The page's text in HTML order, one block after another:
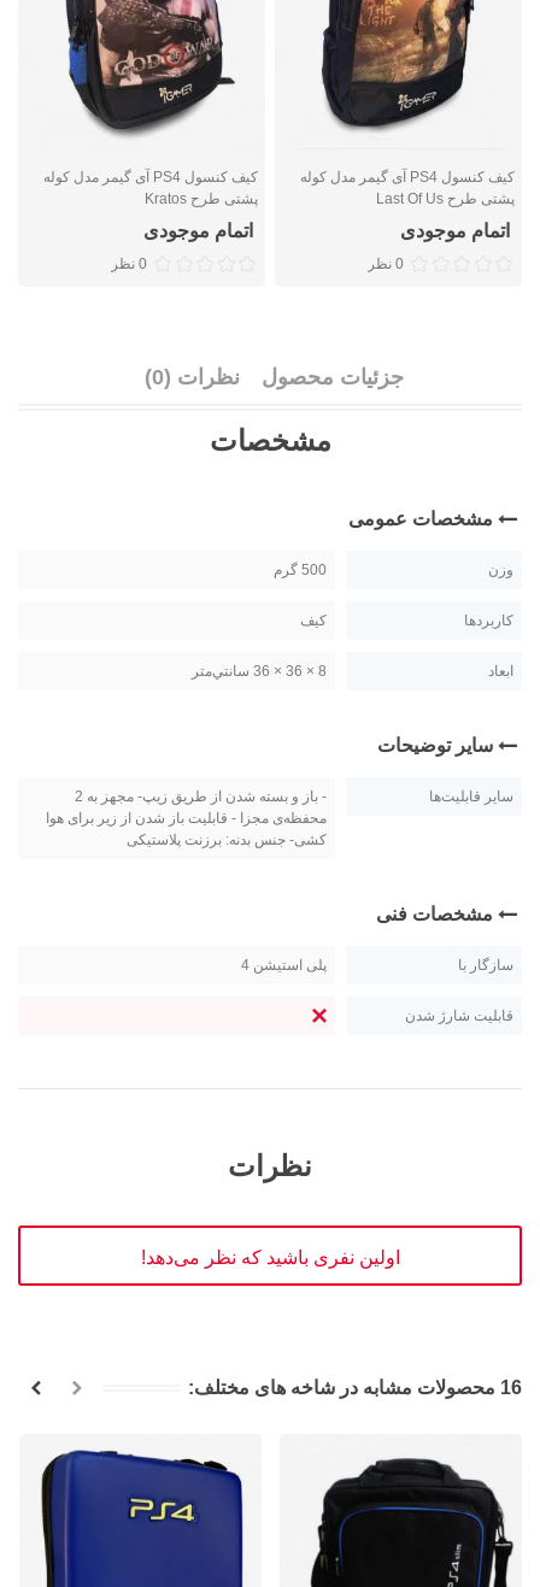
کیف کنسول PS4 آی گیمر مدل کوله
پشتی طرح Last Of Us
اتمام موجودی
0 نظر
کیف کنسول PS4 آی گیمر مدل کوله
پشتی طرح Kratos
اتمام موجودی
0 نظر
جزئیات محصول نظرات (0)
مشخصات
مشخصات عمومی
وزن 500 گرم
کاربردها کیف
ابعاد 8 × 36 × 36 سانتي‌متر
سایر توضیحات
سایر قابلیت‌ها
- باز و بسته شدن از طریق زیپ- مجهز به 2
محفظه‌ی مجزا - قابلیت باز شدن از زیر برای هوا
کشی- جنس بدنه: برزنت پلاستیکی
مشخصات فنی
سازگار با پلی استیشن 4
قابلیت شارژ شدن
نظرات
اولین نفری باشید که نظر می‌دهد!
16 محصولات مشابه در شاخه های مختلف: